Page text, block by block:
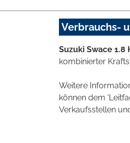
Verbrauchs-
Suzuki Swace
kombinierter
Weitere
können dem
Verkaufsstellen